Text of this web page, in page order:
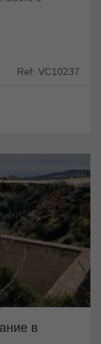
Ref: VC10237
в